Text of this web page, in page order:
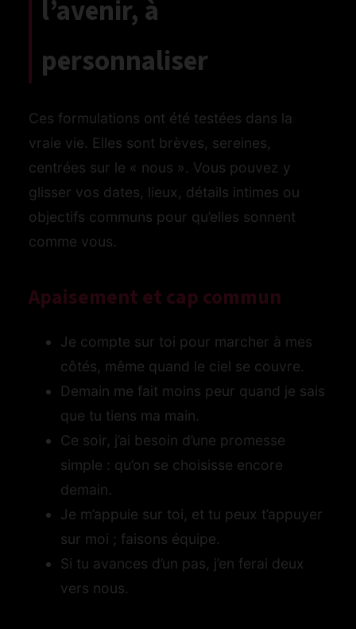
l’avenir, à
personnaliser
Ces formulations ont été testées dans la
vraie vie. Elles sont brèves, sereines,
centrées sur le « nous ». Vous pouvez y
glisser vos dates, lieux, détails intimes ou
objectifs communs pour qu’elles sonnent
comme vous.
Apaisement et cap commun
Je compte sur toi pour marcher à mes
côtés, même quand le ciel se couvre.
Demain me fait moins peur quand je sais
que tu tiens ma main.
Ce soir, j’ai besoin d’une promesse
simple : qu’on se choisisse encore
demain.
Je m’appuie sur toi, et tu peux t’appuyer
sur moi ; faisons équipe.
Si tu avances d’un pas, j’en ferai deux
vers nous.